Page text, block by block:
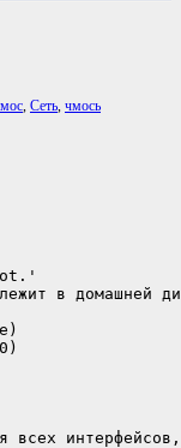
, Сеть, чмось
в домашней
всех